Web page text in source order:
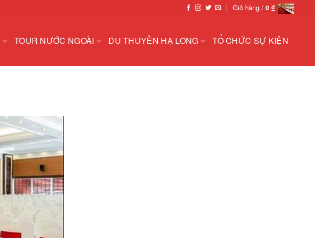
Giỏ hàng / 0 ₫
TOUR NƯỚC NGOÀI DU THUYỀN HẠ LONG TỔ CHỨC SỰ KIỆN